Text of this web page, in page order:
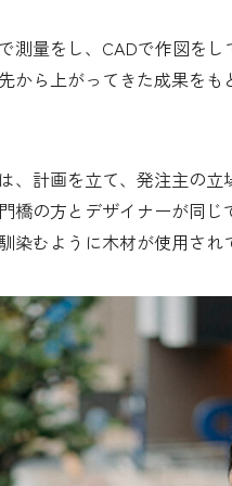
測量をし、CADで作図を
から上がってきた成果を
、計画を立て、発注主の
橋の方とデザイナーが同
むように木材が使用され